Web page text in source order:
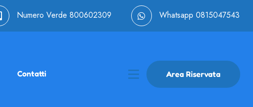
Numero Verde 800602309 Whatsapp 0815047543
Contatti Area Riservata